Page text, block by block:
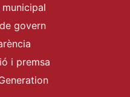
govern
i premsa